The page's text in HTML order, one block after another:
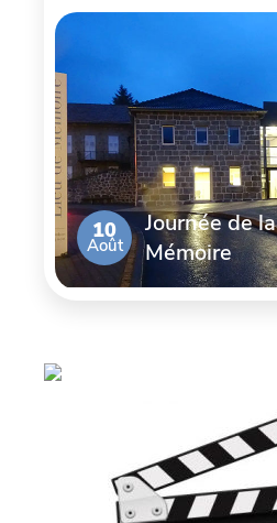
10
Août
Journée de la
Mémoire